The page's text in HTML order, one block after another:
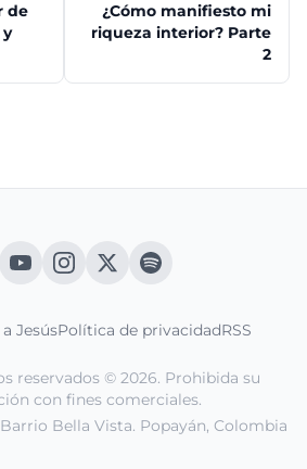
de
¿Cómo manifiesto mi
riqueza interior? Parte
2
JesúsPolítica de privacidadRSS
reservados © 2026. Prohibida su
con fines comerciales.
Bella Vista. Popayán, Colombia